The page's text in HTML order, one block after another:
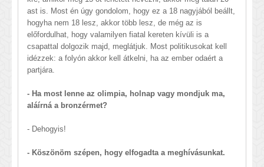
ast is. Most én úgy gondolom, hogy ez a 18 nagyjából beállt,
hogyha nem 18 lesz, akkor több lesz, de még az is
előfordulhat, hogy valamilyen fiatal kereten kívüli is a
csapattal dolgozik majd, meglátjuk. Most politikusokat kell
idézzek: a folyón akkor kell átkelni, ha az ember odaért a
partjára.
- Ha most lenne az olimpia, holnap vagy mondjuk ma,
aláírná a bronzérmet?
- Dehogyis!
- Köszönöm szépen, hogy elfogadta a meghívásunkat.